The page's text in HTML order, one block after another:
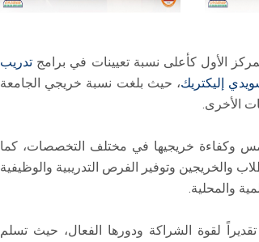
الأول كأعلى نسبة تعيينات في برامج تدريب
إليكتريك، حيث بلغت نسبة خريجي الجامعة
وكفاءة خريجيها في مختلف التخصصات، كما
والخريجين وتوفير الفرص التدريبية والوظيفية
والمحلية.
لقوة الشراكة ودورها الفعال، حيث تسلم